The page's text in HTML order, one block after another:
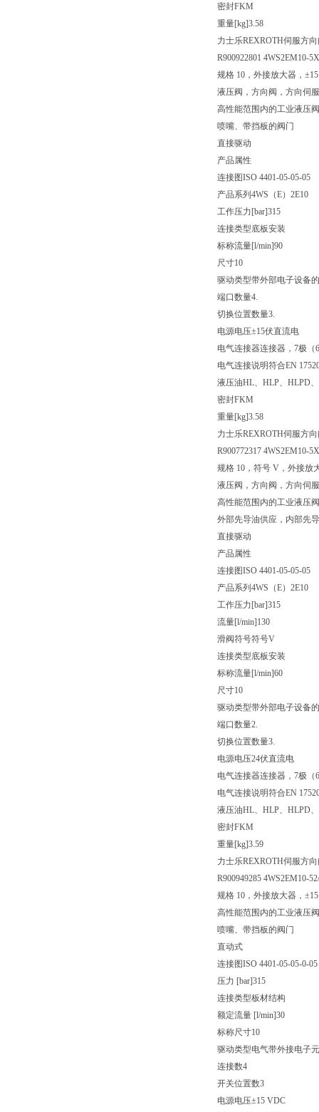
密封FKM
重量[kg]3.58
力士乐REXROTH伺服方
R900922801 4WS2EM10-
规格 10，外接放大器，
液压阀，方向阀，方向伺
高性能范围内的工业液压
喷嘴、带挡板的阀门
直接驱动
产品属性
连接图ISO 4401-05-05-05
产品系列 4WS（E）2E10
工作压力[bar]315
连接类型底板安装
标称流量[l/min]90
尺寸10
驱动类型带外部电子设备
端口数量4.
切换位置数量3.
电源电压±15伏直流电
电气连接器连接器，7极（
电气连接说明符合EN
液压油HL、HLP、HLPD
密封FKM
重量[kg]3.58
力士乐REXROTH伺服方
R900772317 4WS2EM10-
规格 10，符号 V，外接放
液压阀，方向阀，方向伺
高性能范围内的工业液压
外部先导油供应，内部先
直接驱动
产品属性
连接图ISO 4401-05-05-05
产品系列 4WS（E）2E10
工作压力[bar]315
流量[l/min]130
滑阀符号符号V
连接类型底板安装
标称流量[l/min]60
尺寸10
驱动类型带外部电子设备
端口数量2.
切换位置数量3.
电源电压24伏直流电
电气连接器连接器，7极（
电气连接说明符合EN
液压油HL、HLP、HLPD
密封FKM
重量[kg]3.59
力士乐REXROTH伺服方
R900949285 4WS2EM10-
规格 10，外接放大器，
高性能范围内的工业液压
喷嘴、带挡板的阀门
直动式
连接图ISO 4401-05-05-0-05
压力 [bar]315
连接类型板材结构
额定流量 [l/min]30
标称尺寸10
驱动类型电气带外接电子
连接数4
开关位置数3
电源电压±15 VDC